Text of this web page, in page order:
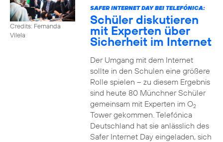
Credits: Fernanda
Vilela
SAFER INTERNET DAY BEI TELEFÓNICA:
Schüler diskutieren
mit Experten über
Sicherheit im Internet
Der Umgang mit dem Internet
sollte in den Schulen eine größere
Rolle spielen – zu diesem Ergebnis
sind heute 80 Münchner Schüler
gemeinsam mit Experten im O2
Tower gekommen. Telefónica
Deutschland hat sie anlässlich des
Safer Internet Day eingeladen, sich